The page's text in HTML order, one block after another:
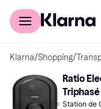
Acheter avec Klarna
Klarna/Shopping/
Ratio
Triphasé
Station de